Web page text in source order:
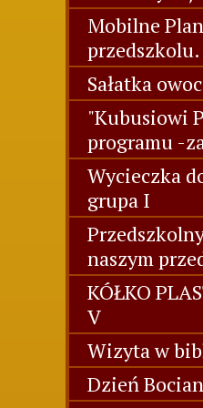
Mobilne
przedszkolu.
Sałatka
"Kubusiowi
programu -
Wycieczka
grupa I
naszym
KÓŁKO
V
Wizyta w
Dzień